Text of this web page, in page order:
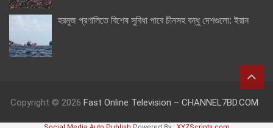
হরমুজ প্রণালিতে বিশেষ সুবিধা পাবে চীনসহ বন্ধু দেশগুলো: ইরান
Copyright © 2026 Fast Online Television – CHANNEL7BD.COM